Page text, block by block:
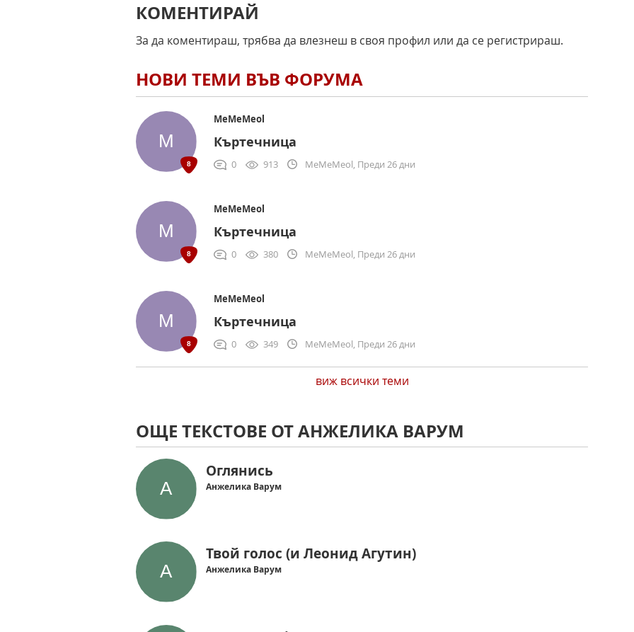
КОМЕНТИРАЙ
За да коментираш, трябва да влезнеш в своя профил или да се регистрираш.
НОВИ ТЕМИ ВЪВ ФОРУМА
MeMeMeol
Къртечница
0 913 MeMeMeol, Преди 26 дни
MeMeMeol
Къртечница
0 380 MeMeMeol, Преди 26 дни
MeMeMeol
Къртечница
0 349 MeMeMeol, Преди 26 дни
виж всички теми
ОЩЕ ТЕКСТОВЕ ОТ АНЖЕЛИКА ВАРУМ
Оглянись
Анжелика Варум
Твой голос (и Леонид Агутин)
Анжелика Варум